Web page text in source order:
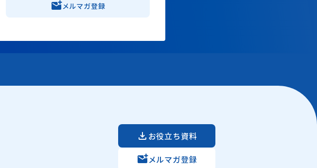
メルマガ登録
お役立ち資料
メルマガ登録